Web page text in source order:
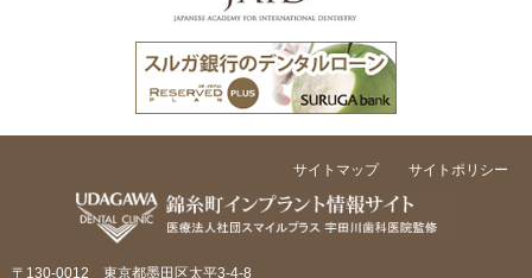
サイトマップ サイトポリシー
〒130-0012 東京都墨田区太平3-4-8